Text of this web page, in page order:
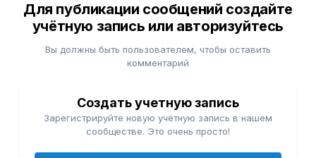
Для публикации сообщений создайте
учётную запись или авторизуйтесь
Вы должны быть пользователем, чтобы оставить
комментарий
Создать учетную запись
Зарегистрируйте новую учётную запись в нашем
сообществе. Это очень просто!